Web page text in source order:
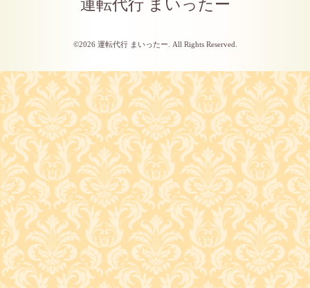
運転代行 まいったー
©2026 運転代行 まいったー . All Rights Reserved.